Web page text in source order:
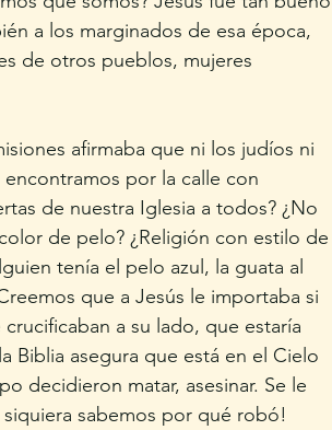
a los marginados de esa época,
de otros pueblos, mujeres
afirmaba que ni los judíos ni
por la calle con
de nuestra Iglesia a todos? ¿No
de pelo? ¿Religión con estilo de
tenía el pelo azul, la guata al
que a Jesús le importaba si
a su lado, que estaría
Biblia asegura que está en el Cielo
decidieron matar, asesinar. Se le
sabemos por qué robó!